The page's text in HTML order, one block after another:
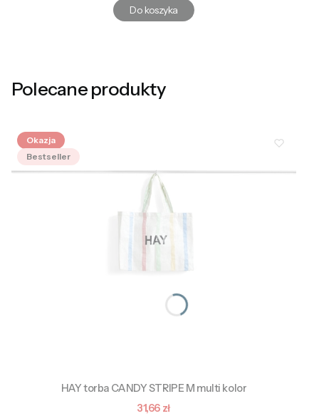
Do koszyka
Polecane produkty
Okazja
Bestseller
HAY torba CANDY STRIPE M multi kolor
Cena promocyjna
31,66 zł